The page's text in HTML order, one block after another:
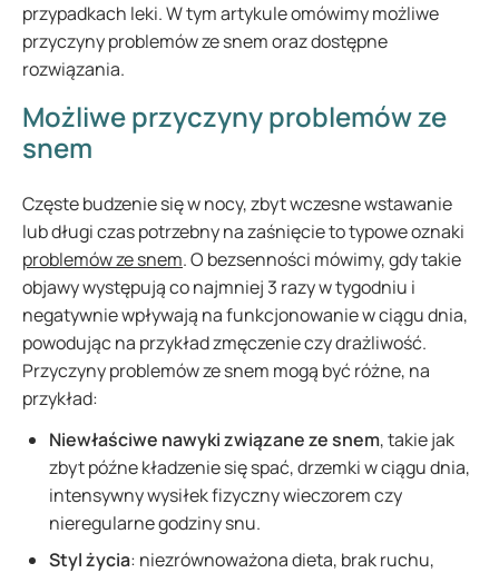
przypadkach leki. W tym artykule omówimy możliwe
przyczyny problemów ze snem oraz dostępne
rozwiązania.
Możliwe przyczyny problemów ze
snem
Częste budzenie się w nocy, zbyt wczesne wstawanie
lub długi czas potrzebny na zaśnięcie to typowe oznaki
problemów ze snem. O bezsenności mówimy, gdy takie
objawy występują co najmniej 3 razy w tygodniu i
negatywnie wpływają na funkcjonowanie w ciągu dnia,
powodując na przykład zmęczenie czy drażliwość.
Przyczyny problemów ze snem mogą być różne, na
przykład:
Niewłaściwe nawyki związane ze snem, takie jak
zbyt późne kładzenie się spać, drzemki w ciągu dnia,
intensywny wysiłek fizyczny wieczorem czy
nieregularne godziny snu.
Styl życia: niezrównoważona dieta, brak ruchu,